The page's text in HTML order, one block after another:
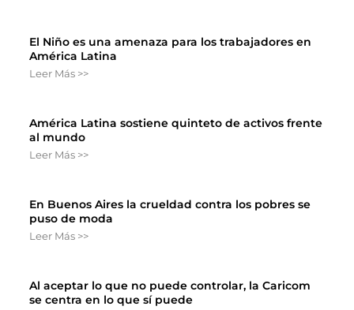
El Niño es una amenaza para los trabajadores en
América Latina
Leer Más >>
América Latina sostiene quinteto de activos frente
al mundo
Leer Más >>
En Buenos Aires la crueldad contra los pobres se
puso de moda
Leer Más >>
Al aceptar lo que no puede controlar, la Caricom
se centra en lo que sí puede